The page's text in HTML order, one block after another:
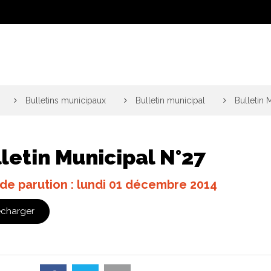
Bulletins municipaux Bulletin municipal Bulletin
Municipal N°27
parution : lundi 01 décembre 2014